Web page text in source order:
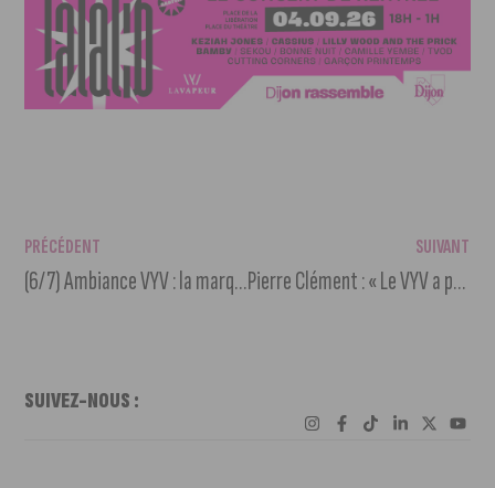
PRÉCÉDENT
(6/7) Ambiance VYV : la marque Imaginéon
SUIVANT
Pierre Clément : « Le VYV a passé une étape en termes d’attractivité »
SUIVEZ-NOUS :